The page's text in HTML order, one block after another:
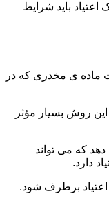
باید شرایط
ماده ی مخدری که در
روش بسیار مؤثر
که می تواند
دارد.
برطرف شود.